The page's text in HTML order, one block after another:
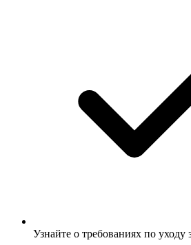
Узнайте о требованиях по уходу